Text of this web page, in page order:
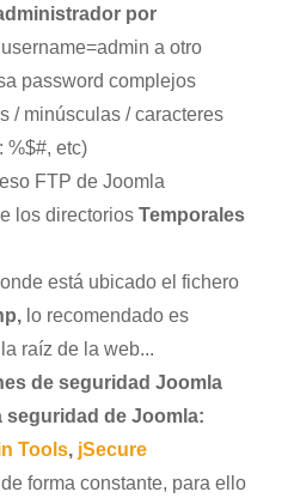
por
a otro
password complejos
/ minúsculas / caracteres
%$#, etc)
FTP de Joomla
los directorios Temporales
está ubicado el fichero
lo recomendado es
raíz de la web...
de seguridad Joomla
seguridad de Joomla:
Tools, jSecure
forma constante, para ello